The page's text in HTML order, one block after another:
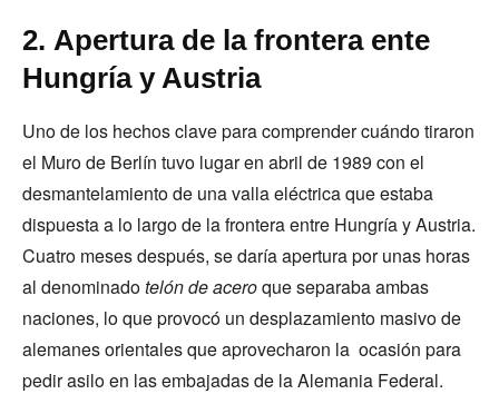
2. Apertura de la frontera ente
Hungría y Austria
Uno de los hechos clave para comprender cuándo tiraron
el Muro de Berlín tuvo lugar en abril de 1989 con el
desmantelamiento de una valla eléctrica que estaba
dispuesta a lo largo de la frontera entre Hungría y Austria.
Cuatro meses después, se daría apertura por unas horas
al denominadotelón de aceroque separaba ambas
naciones, lo que provocó un desplazamiento masivo de
alemanes orientales que aprovecharon la ocasión para
pedir asilo en las embajadas de la Alemania Federal.